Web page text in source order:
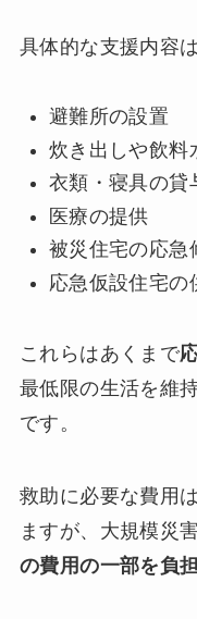
具体的な支援内容
避難所の設置
炊き出しや飲料
衣類・寝具の貸
医療の提供
被災住宅の応急
応急仮設住宅の
これらはあくまで
最低限の生活を維
です。
救助に必要な費用は
ますが、大規模災
の費用の一部を負